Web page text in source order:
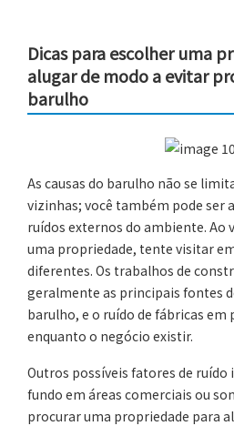
Dicas para escolher uma
alugar de modo a evitar
barulho
As causas do barulho não se
vizinhas; você também pode ser
ruídos externos do ambiente. Ao
uma propriedade, tente visitar
diferentes. Os trabalhos de
geralmente as principais fontes
barulho, e o ruído de fábricas
enquanto o negócio existir.
Outros possíveis fatores de ruído
fundo em áreas comerciais ou
procurar uma propriedade para